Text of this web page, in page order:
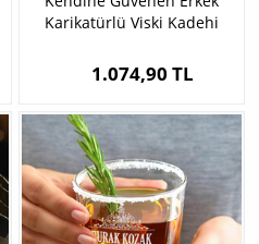
Karikatürlü Viski Kadehi
1.074,90 TL